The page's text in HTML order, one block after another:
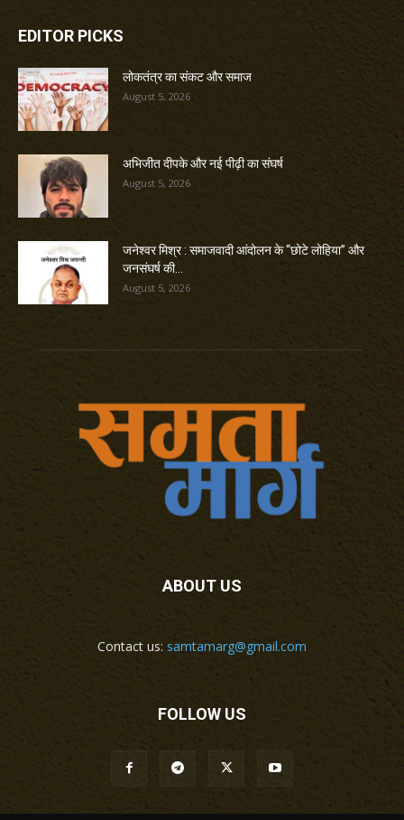
EDITOR PICKS
लोकतंत्र का संकट और समाज
August 5, 2026
अभिजीत दीपके और नई पीढ़ी का संघर्ष
August 5, 2026
जनेश्वर मिश्र : समाजवादी आंदोलन के “छोटे लोहिया” और
जनसंघर्ष की...
August 5, 2026
ABOUT US
Contact us: samtamarg@gmail.com
FOLLOW US